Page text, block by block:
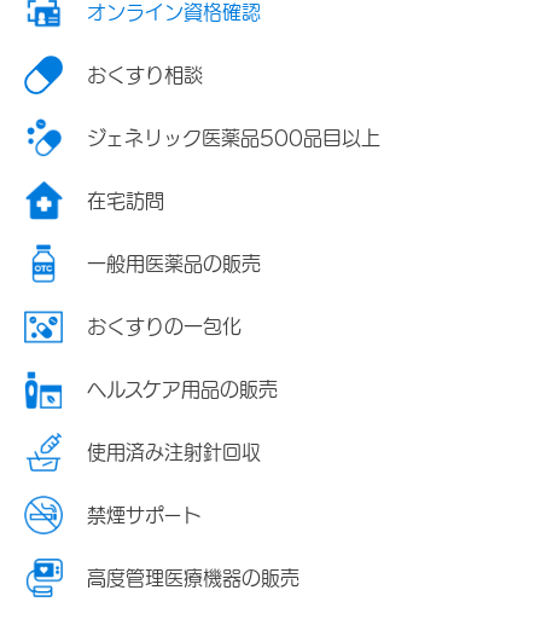
オンライン資格確認
おくすり相談
ジェネリック医薬品500品目以上
在宅訪問
一般用医薬品の販売
おくすりの一包化
ヘルスケア用品の販売
使用済み注射針回収
禁煙サポート
高度管理医療機器の販売